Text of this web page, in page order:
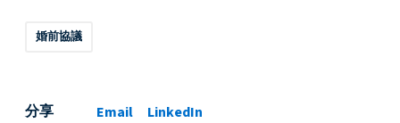
婚前協議
分享 Email LinkedIn